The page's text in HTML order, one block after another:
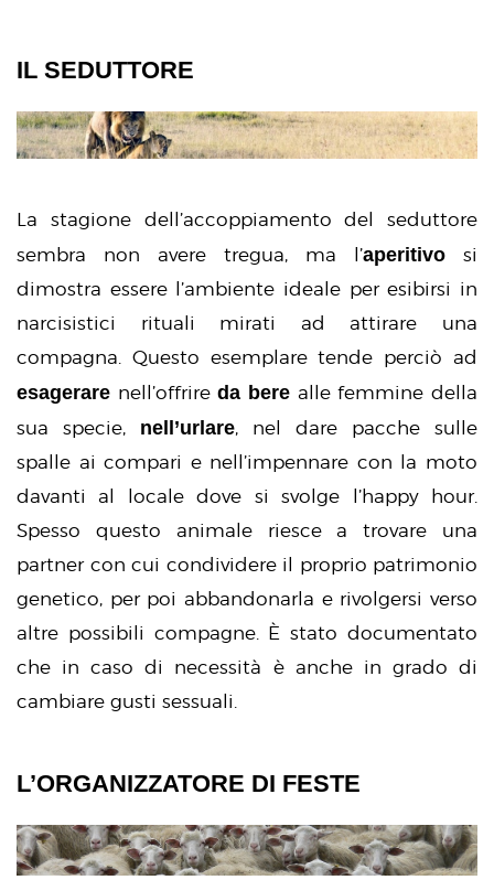
IL SEDUTTORE
La stagione dell’accoppiamento del seduttore
sembra non avere tregua, ma l’aperitivo si
dimostra essere l’ambiente ideale per esibirsi in
narcisistici rituali mirati ad attirare una
compagna. Questo esemplare tende perciò ad
esagerare nell’offrireda bere alle femmine della
sua specie, nell’urlare, nel dare pacche sulle
spalle ai compari e nell’impennare con la moto
davanti al locale dove si svolge l’happy hour.
Spesso questo animale riesce a trovare una
partner con cui condividere il proprio patrimonio
genetico, per poi abbandonarla e rivolgersi verso
altre possibili compagne. È stato documentato
che in caso di necessità è anche in grado di
cambiare gusti sessuali.
L’ORGANIZZATORE DI FESTE